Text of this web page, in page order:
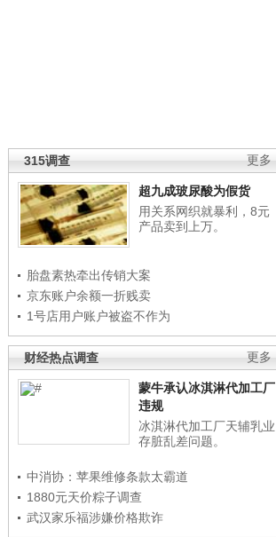
更多
315调查
超九成玻尿酸为假货
用关系网织就暴利，8元
产品卖到上万。
胎盘素热牵出传销大案
京东账户余额一折贱卖
1号店用户账户被盗不作为
更多
财经热点调查
蒙牛承认冰淇淋代加工厂
违规
冰淇淋代加工厂天辅乳业
存脏乱差问题。
中消协：苹果维修条款太霸道
1880元天价粽子调查
武汉家乐福涉嫌价格欺诈